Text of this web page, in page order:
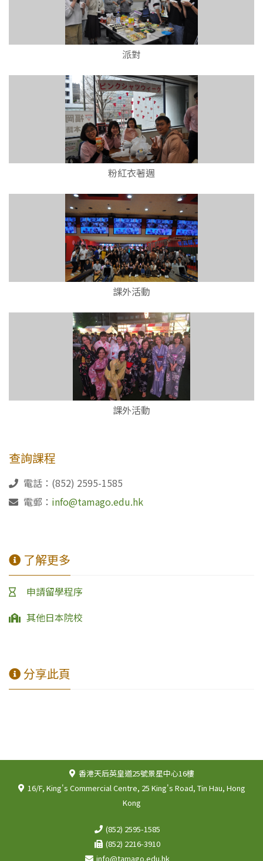
派對
粉紅衣著週
課外活動
課外活動
查詢課程
電話：(852) 2595-1585
電郵： info@tamago.edu.hk
了解更多
申請留學程序
其他日本院校
分享此頁
香港天后英皇道25號景星中心16樓
16/F, King's Commercial Centre, 25 King's Road, Tin Hau, Hong
Kong
(852) 2595-1585
(852) 2216-3910
info@tamago.edu.hk